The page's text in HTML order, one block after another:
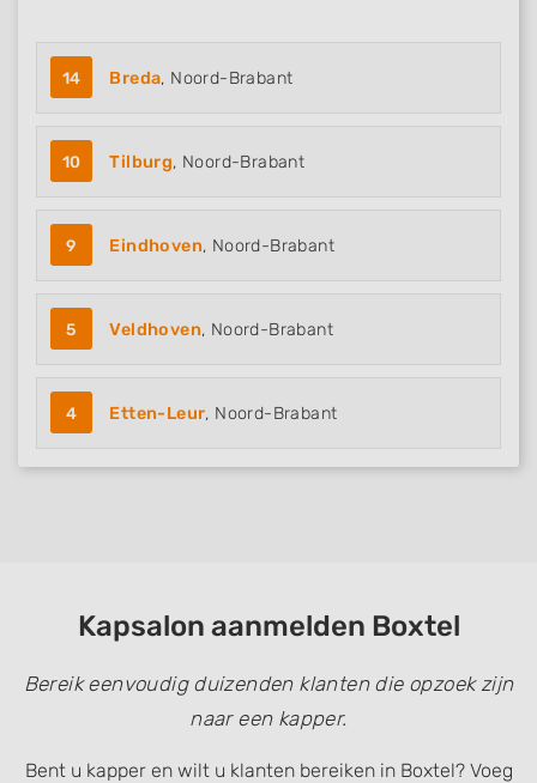
14 Breda, Noord-Brabant
10 Tilburg, Noord-Brabant
9 Eindhoven, Noord-Brabant
5 Veldhoven, Noord-Brabant
4 Etten-Leur, Noord-Brabant
Kapsalon aanmelden Boxtel
Bereik eenvoudig duizenden klanten die opzoek zijn
naar een kapper.
Bent u kapper en wilt u klanten bereiken in Boxtel? Voeg